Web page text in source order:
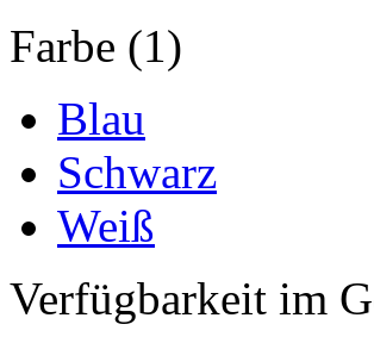
Farbe (1)
Blau
Schwarz
Weiß
Verfügbarkeit im